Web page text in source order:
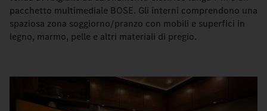
pacchetto multimediale BOSE. Gli interni comprendono una
spaziosa zona soggiorno/pranzo con mobili e superfici in
legno, marmo, pelle e altri materiali di pregio.